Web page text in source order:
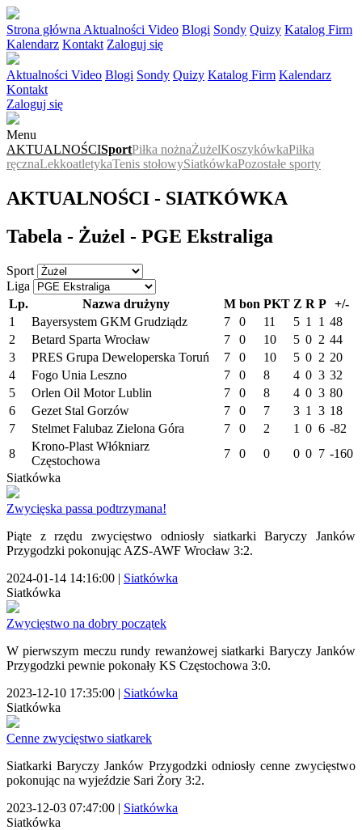
Strona główna Aktualności Video Blogi Sondy Quizy Katalog Firm
Kalendarz Kontakt Zaloguj się
Aktualności Video Blogi Sondy Quizy Katalog Firm Kalendarz
Kontakt
Zaloguj się
Menu
AKTUALNOŚCISportPiłka nożnaŻużelKoszykówkaPiłka
ręcznaLekkoatletykaTenis stołowySiatkówkaPozostałe sporty
AKTUALNOŚCI - SIATKÓWKA
Tabela - Żużel - PGE Ekstraliga
Sport
Liga
Lp.
Nazwa drużyny M bon PKT Z R P +/-
1
Bayersystem GKM Grudziądz 7 0 11 5 1 1 48
2
Betard Sparta Wrocław 7 0 10 5 0 2 44
3
PRES Grupa Deweloperska Toruń 7 0 10 5 0 2 20
4
Fogo Unia Leszno 7 0 8 4 0 3 32
5
Orlen Oil Motor Lublin 7 0 8 4 0 3 80
6
Gezet Stal Gorzów 7 0 7 3 1 3 18
7
Stelmet Falubaz Zielona Góra 7 0 2 1 0 6 -82
8
Krono-Plast Włókniarz
Częstochowa
7 0 0 0 0 7 -160
Siatkówka
Zwycięska passa podtrzymana!
Piąte z rzędu zwycięstwo odniosły siatkarki Baryczy Janków
Przygodzki pokonując AZS-AWF Wrocław 3:2.
2024-01-14 14:16:00 | Siatkówka
Siatkówka
Zwycięstwo na dobry początek
W pierwszym meczu rundy rewanżowej siatkarki Baryczy Janków
Przygodzki pewnie pokonały KS Częstochowa 3:0.
2023-12-10 17:35:00 | Siatkówka
Siatkówka
Cenne zwycięstwo siatkarek
Siatkarki Baryczy Janków Przygodzki odniosły cenne zwycięstwo
pokonując na wyjeździe Sari Żory 3:2.
2023-12-03 07:47:00 | Siatkówka
Siatkówka